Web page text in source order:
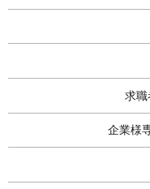
求職
企業様